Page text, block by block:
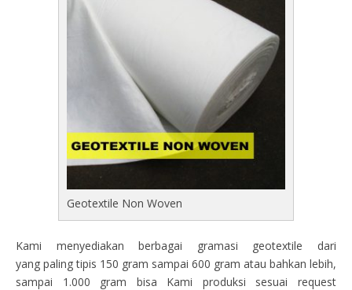
Geotextile Non Woven
Kami menyediakan berbagai gramasi geotextile dari
yang paling tipis 150 gram sampai 600 gram atau bahkan lebih,
sampai 1.000 gram bisa Kami produksi sesuai request